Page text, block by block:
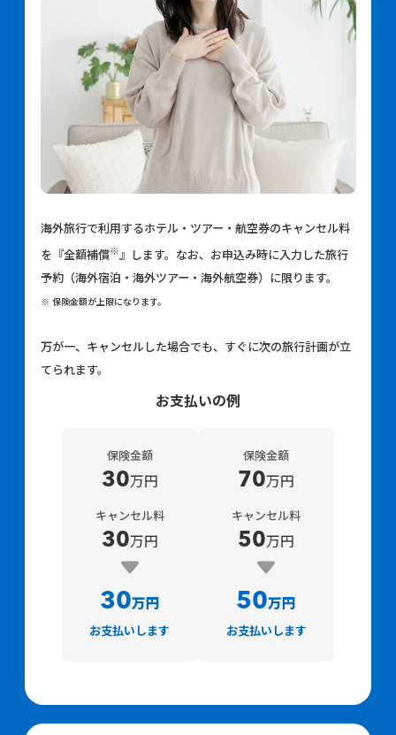
海外旅行で利用するホテル・ツアー・航空券のキャンセル料
を『全額補償※』します。なお、お申込み時に入力した旅行
予約（海外宿泊・海外ツアー・海外航空券）に限ります。
※ 保険金額が上限になります。
万が一、キャンセルした場合でも、すぐに次の旅行計画が立
てられます。
お支払いの例
保険金額
30万円
キャンセル料
30万円
30万円
お支払いします
保険金額
70万円
キャンセル料
50万円
50万円
お支払いします